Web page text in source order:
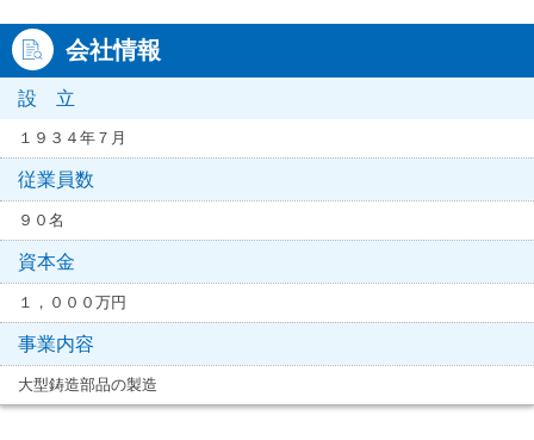
会社情報
設 立
１９３４年７月
従業員数
９０名
資本金
１，０００万円
事業内容
大型鋳造部品の製造